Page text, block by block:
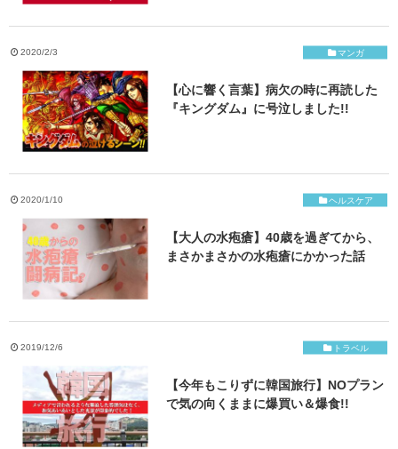
2020/2/3 マンガ
【心に響く言葉】病欠の時に再読した
『キングダム』に号泣しました!!
2020/1/10 ヘルスケア
【大人の水疱瘡】40歳を過ぎてから、
まさかまさかの水疱瘡にかかった話
2019/12/6 トラベル
【今年もこりずに韓国旅行】NOプラン
で気の向くままに爆買い＆爆食!!